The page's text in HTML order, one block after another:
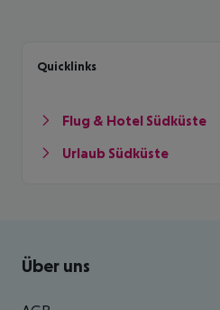
Quicklinks
Flug & Hotel Südküste
Urlaub Südküste
Footer navigation
Über uns